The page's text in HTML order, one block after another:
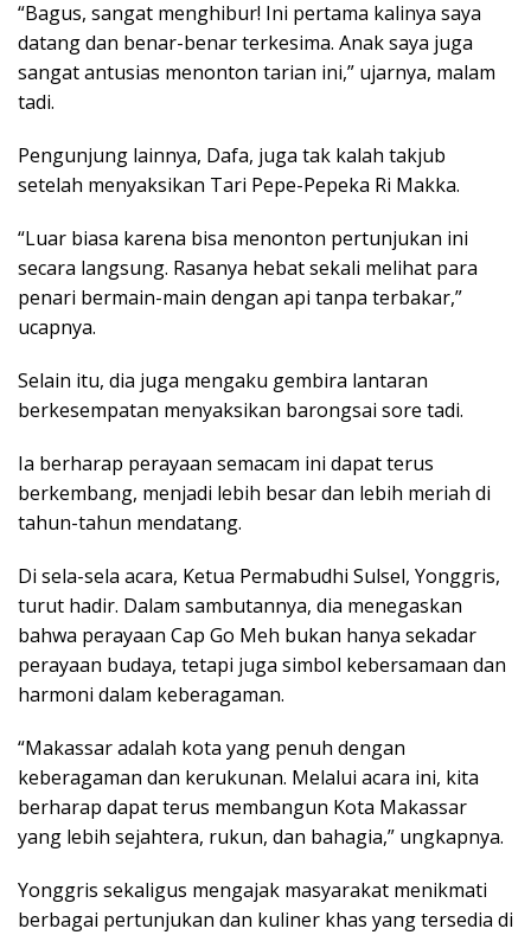
“Bagus, sangat menghibur! Ini pertama kalinya saya
datang dan benar-benar terkesima. Anak saya juga
sangat antusias menonton tarian ini,” ujarnya, malam
tadi.
Pengunjung lainnya, Dafa, juga tak kalah takjub
setelah menyaksikan Tari Pepe-Pepeka Ri Makka.
“Luar biasa karena bisa menonton pertunjukan ini
secara langsung. Rasanya hebat sekali melihat para
penari bermain-main dengan api tanpa terbakar,”
ucapnya.
Selain itu, dia juga mengaku gembira lantaran
berkesempatan menyaksikan barongsai sore tadi.
Ia berharap perayaan semacam ini dapat terus
berkembang, menjadi lebih besar dan lebih meriah di
tahun-tahun mendatang.
Di sela-sela acara, Ketua Permabudhi Sulsel, Yonggris,
turut hadir. Dalam sambutannya, dia menegaskan
bahwa perayaan Cap Go Meh bukan hanya sekadar
perayaan budaya, tetapi juga simbol kebersamaan dan
harmoni dalam keberagaman.
“Makassar adalah kota yang penuh dengan
keberagaman dan kerukunan. Melalui acara ini, kita
berharap dapat terus membangun Kota Makassar
yang lebih sejahtera, rukun, dan bahagia,” ungkapnya.
Yonggris sekaligus mengajak masyarakat menikmati
berbagai pertunjukan dan kuliner khas yang tersedia di